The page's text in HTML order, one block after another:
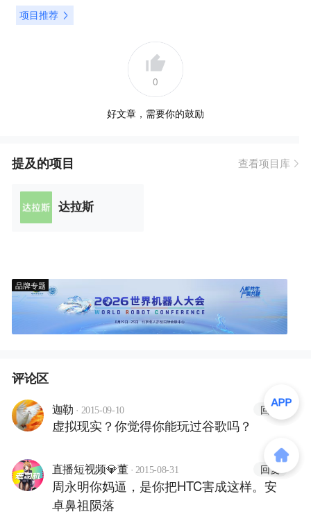
项目推荐
0
好文章，需要你的鼓励
提及的项目 查看项目库
达拉斯
品牌专题
评论区
迦勒 · 2015-09-10 回复
虚拟现实？你觉得你能玩过谷歌吗？
直播短视频💎董 · 2015-08-31 回复
周永明你妈逼，是你把HTC害成这样。安
卓鼻祖陨落